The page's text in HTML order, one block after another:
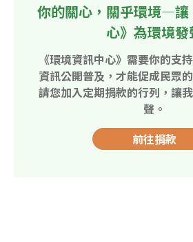
你的關心，關乎環境—讓
心》為環境發
《環境資訊中心》需要你的支
資訊公開普及，才能促成民眾
請您加入定期捐款的行列，讓
聲。
前往捐款